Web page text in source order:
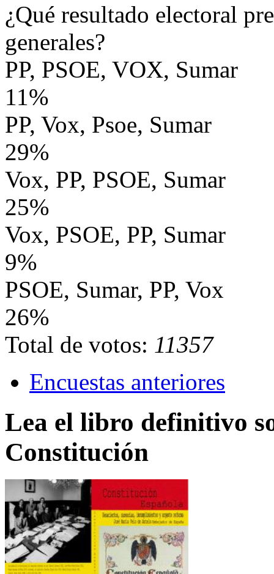
¿Qué resultado electoral
generales?
PP, PSOE, VOX, Sumar
11%
PP, Vox, Psoe, Sumar
29%
Vox, PP, PSOE, Sumar
25%
Vox, PSOE, PP, Sumar
9%
PSOE, Sumar, PP, Vox
26%
Total de votos: 11357
Encuestas anteriores
Lea el libro definitivo
Constitución